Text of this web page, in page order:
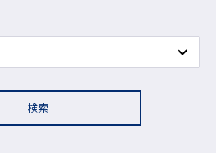
検索